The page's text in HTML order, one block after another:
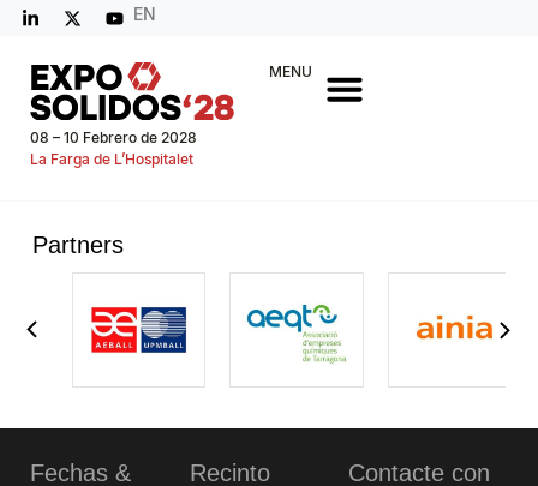
EN
08 – 10 Febrero de 2028
La Farga de L’Hospitalet
MENU
Partners
Fechas &
Recinto
Contacte con